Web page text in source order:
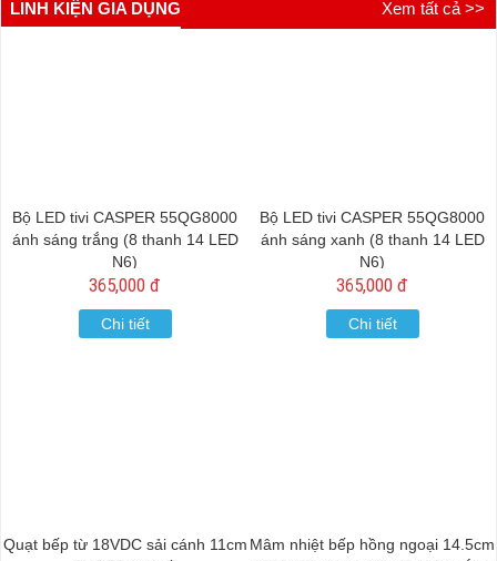
LINH KIỆN GIA DỤNG Xem tất cả >>
Bộ LED tivi CASPER 55QG8000
ánh sáng trắng (8 thanh 14 LED
N6)
365,000 đ
Chi tiết
Bộ LED tivi CASPER 55QG8000
ánh sáng xanh (8 thanh 14 LED
N6)
365,000 đ
Chi tiết
Quạt bếp từ 18VDC sải cánh 11cm Mâm nhiệt bếp hồng ngoại 14.5cm